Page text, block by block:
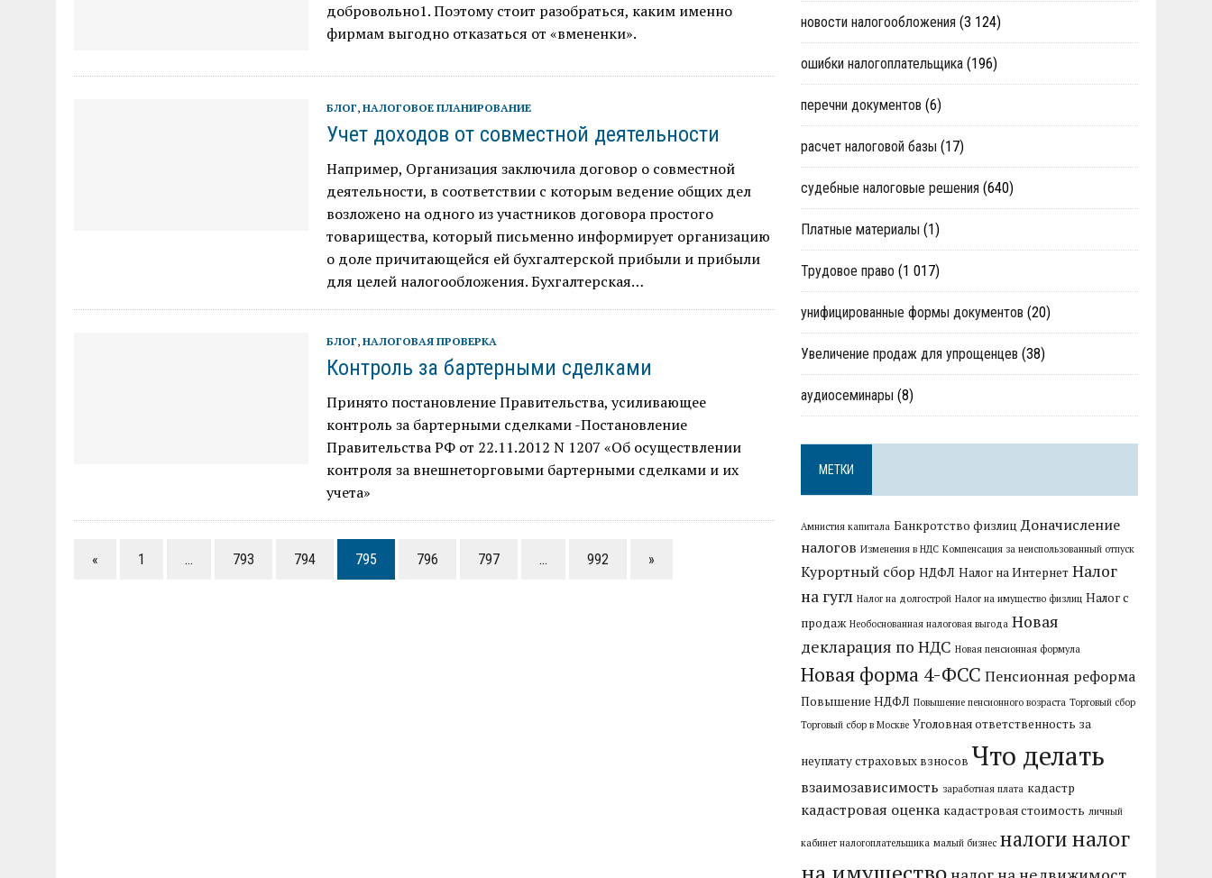
добровольно1. Поэтому стоит разобраться, каким именно
фирмам выгодно отказаться от «вмененки».
БЛОГ, НАЛОГОВОЕ ПЛАНИРОВАНИЕ
Учет доходов от совместной деятельности
Например, Организация заключила договор о совместной
деятельности, в соответствии с которым ведение общих дел
возложено на одного из участников договора простого
товарищества, который письменно информирует организацию
о доле причитающейся ей бухгалтерской прибыли и прибыли
для целей налогообложения. Бухгалтерская…
БЛОГ, НАЛОГОВАЯ ПРОВЕРКА
Контроль за бартерными сделками
Принято постановление Правительства, усиливающее
контроль за бартерными сделками -Постановление
Правительства РФ от 22.11.2012 N 1207 «Об осуществлении
контроля за внешнеторговыми бартерными сделками и их
учета»
« 1 … 793 794 795 796 797 … 992 »
новости налогообложения (3 124)
ошибки налогоплательщика (196)
перечни документов (6)
расчет налоговой базы (17)
судебные налоговые решения (640)
Платные материалы (1)
Трудовое право (1 017)
унифицированные формы документов (20)
Увеличение продаж для упрощенцев (38)
аудиосеминары (8)
МЕТКИ
Амнистия капитала Банкротство физлиц Доначисление
налогов Изменения в НДС Компенсация за неиспользованный отпуск
Курортный сбор НДФЛ Налог на Интернет Налог
на гугл Налог на долгострой Налог на имущество физлиц Налог с
продаж Необоснованная налоговая выгода Новая
декларация по НДС Новая пенсионная формула
Новая форма 4-ФСС Пенсионная реформа
Повышение НДФЛ Повышение пенсионного возраста Торговый сбор
Торговый сбор в Москве Уголовная ответственность за
неуплату страховых взносов Что делать
взаимозависимость заработная плата кадастр
кадастровая оценка кадастровая стоимость личный
кабинет налогоплательщика малый бизнес налоги налог